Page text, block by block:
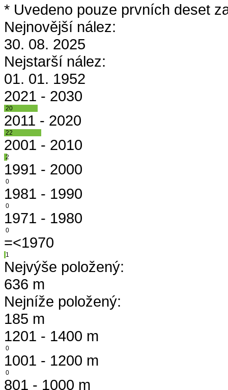
* Uvedeno pouze prvních deset
Nejnovější nález:
30. 08. 2025
Nejstarší nález:
01. 01. 1952
2021 - 2030
20
2011 - 2020
22
2001 - 2010
2
1991 - 2000
0
1981 - 1990
0
1971 - 1980
0
=<1970
1
Nejvýše položený:
636 m
Nejníže položený:
185 m
1201 - 1400 m
0
1001 - 1200 m
0
801 - 1000 m